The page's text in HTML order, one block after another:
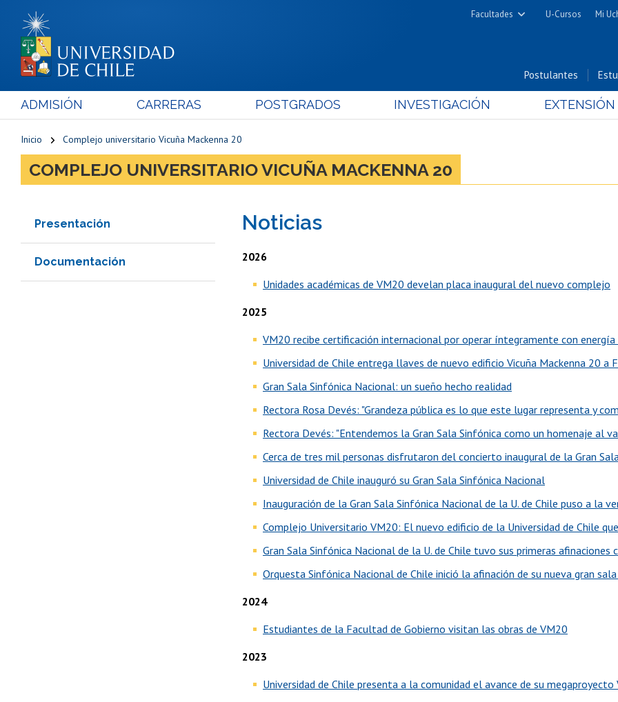
Facultades
Cs. Físicas y Matemáticas
Cs. Químicas y Farmacéuticas
U-Cursos Mi
Postulantes
ADMISIÓN CARRERAS POSTGRADOS INVESTIGACIÓN EXTENSIÓN
Inicio Complejo universitario Vicuña Mackenna 20
COMPLEJO UNIVERSITARIO VICUÑA MACKENNA 20
Presentación
Documentación
Noticias
2026
Unidades académicas de VM20 develan placa inaugural del nuevo complejo
2025
VM20 recibe certificación internacional por operar íntegramente con energía
Universidad de Chile entrega llaves de nuevo edificio Vicuña Mackenna 20 a
Gran Sala Sinfónica Nacional: un sueño hecho realidad
Rectora Rosa Devés: "Grandeza pública es lo que este lugar representa y
Rectora Devés: "Entendemos la Gran Sala Sinfónica como un homenaje al
Cerca de tres mil personas disfrutaron del concierto inaugural de la Gran
Universidad de Chile inauguró su Gran Sala Sinfónica Nacional
Inauguración de la Gran Sala Sinfónica Nacional de la U. de Chile puso a la
Complejo Universitario VM20: El nuevo edificio de la Universidad de Chile
Gran Sala Sinfónica Nacional de la U. de Chile tuvo sus primeras afinaciones
Orquesta Sinfónica Nacional de Chile inició la afinación de su nueva gran
2024
Estudiantes de la Facultad de Gobierno visitan las obras de VM20
2023
Universidad de Chile presenta a la comunidad el avance de su megaproyecto